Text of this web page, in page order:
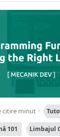
citire minut
101 Limbajul